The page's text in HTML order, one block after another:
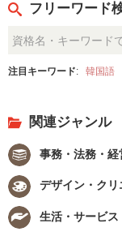
フリーワード
注目キーワード: 韓国語
関連ジャンル
事務・法務・経
デザイン・クリ
生活・サービス